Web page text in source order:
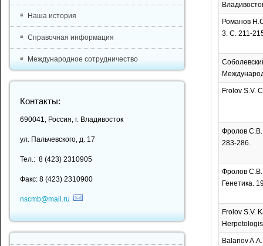
Романов
3. С. 211-
Frolov S.V.
Фролов С.В.
283-286.
Фролов С.В.
Генетика.
Frolov S.V.
Balanov
Наша история
Справочная информация
Международное сотрудничество
Контакты:
690041, Россия, г. Владивосток
ул. Пальчевского, д. 17
Тел.: 8 (423) 2310905
Факс: 8 (423) 2310900
nscmb@mail.ru